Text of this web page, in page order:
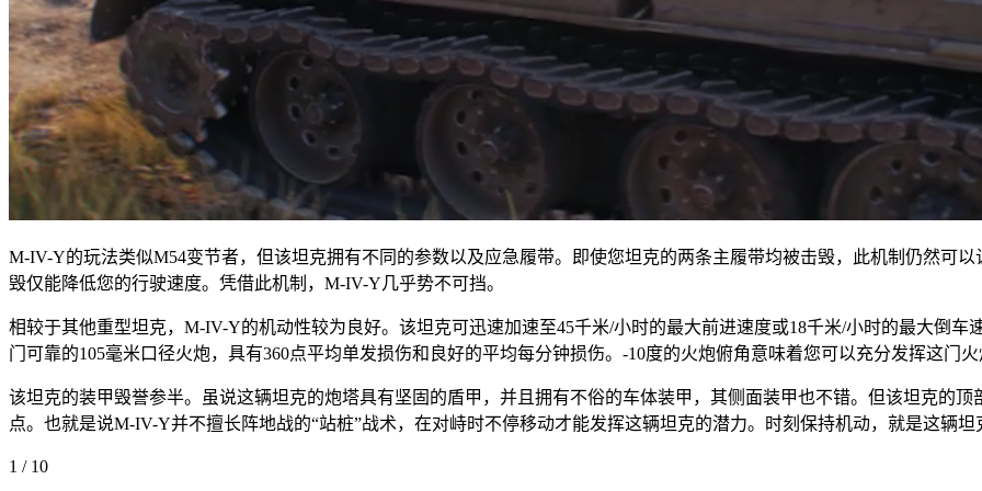
M-IV-Y的玩法类似M54变节者，但该坦克拥有不同的参数以及应急履带。即使您坦克的两条主履带均被击毁，
此机制仍然可以
毁仅能降低您的行驶速度。凭借此机制， M-IV-Y几乎势不可挡。
相较于其他重型坦克，M-IV-Y的机动性较为良好。该坦克可迅速加速至45千米/小时的最大前进速度或18千米/小时的最大倒
门可靠的105毫米口径火炮， 具有360点平均单发损伤和良好的平均每分钟损伤。 -10度的火炮俯角意味着您可以充分发挥这门
该坦克的装甲毁誉参半。虽说这辆坦克的炮塔具有坚固的盾甲，并且拥有不俗的车体装甲 ，其侧面装甲也不错。但该坦克的
点。也就是说M-IV-Y并不擅长阵地战的“站桩”战术，在对峙时不停移动才能发挥这辆坦克的潜力。时刻保持机动，就是这辆
1 / 10